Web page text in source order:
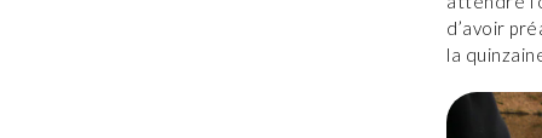
d’avoir
la